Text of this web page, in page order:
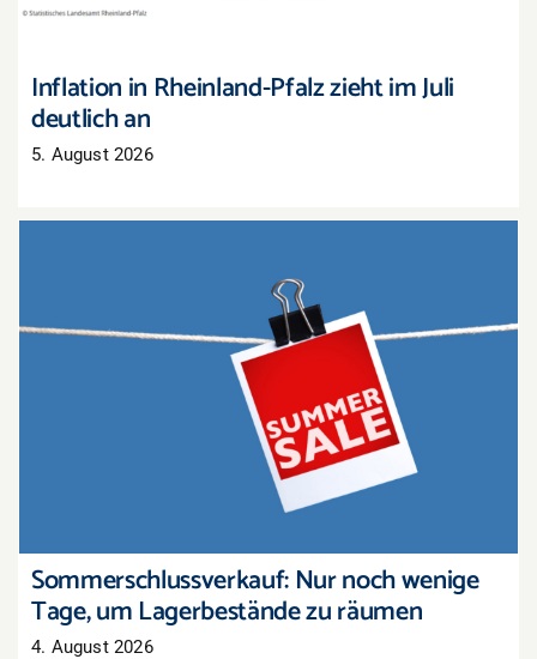
Inflation in Rheinland-Pfalz zieht im Juli
deutlich an
5. August 2026
Sommerschlussverkauf: Nur noch wenige Tage,
um Lagerbestände zu räumen
Sommerschlussverkauf: Nur noch wenige
Tage, um Lagerbestände zu räumen
4. August 2026